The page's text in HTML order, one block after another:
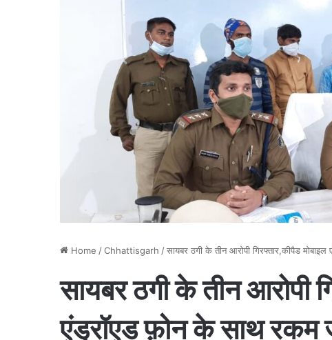
Home /Chhattisgarh /सायबर ठगी के तीन आरोपी गिरफ्तार,कीपैड
सायबर ठगी के तीन आरोपी
एंड्रॉएड फ़ोन के साथ रकम